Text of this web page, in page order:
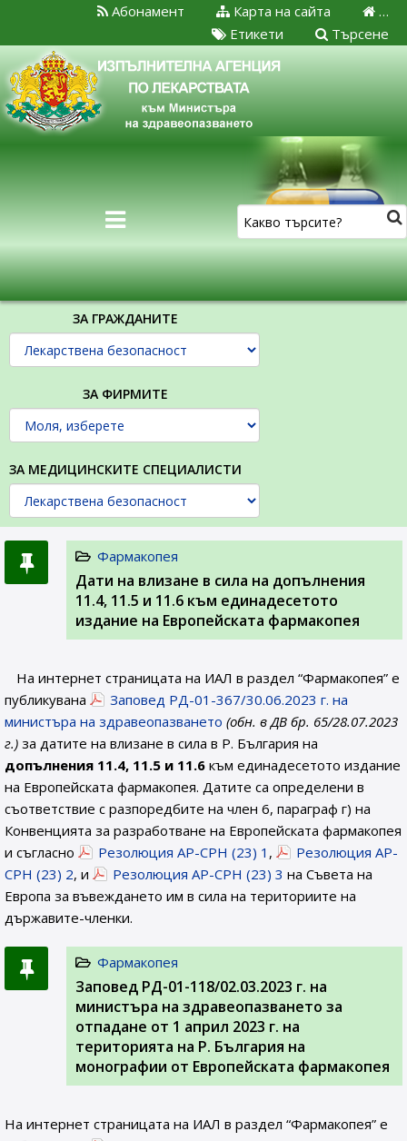
…
Карта на сайта
Абонамент
Търсене
Етикети
ЗА ГРАЖДАНИТЕ
ЗА ФИРМИТЕ
ЗА МЕДИЦИНСКИТЕ СПЕЦИАЛИСТИ
Фармакопея
Дати на влизане в сила на допълнения
11.4, 11.5 и 11.6 към единадесетото
издание на Европейската фармакопея
На интернет страницата на ИАЛ в раздел “Фармакопея” е
публикувана
Заповед РД-01-367/30.06.2023 г. на
министъра на здравеопазването (обн. в ДВ бр. 65/28.07.2023
г.) за датите на влизане в сила в Р. България на
допълнения 11.4, 11.5 и 11.6 към единадесетото издание
на Европейската фармакопея. Датите са определени в
съответствие с разпоредбите на член 6, параграф г) на
Конвенцията за разработване на Европейската фармакопея
и съгласно
Резолюция AP-CPH (23) 1 ,
Резолюция AP-
CPH (23) 2, и Резолюция AP-CPH (23) 3 на Съвета на
Европа за въвеждането им в сила на териториите на
държавите-членки.
Фармакопея
Заповед РД-01-118/02.03.2023 г. на
министъра на здравеопазването за
отпадане от 1 април 2023 г. на
територията на Р. България на
монографии от Европейската фармакопея
На интернет страницата на ИАЛ в раздел “Фармакопея” е